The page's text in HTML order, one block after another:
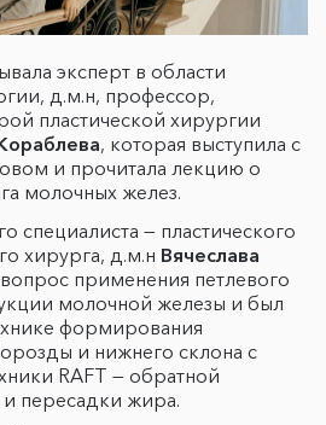
эксперт в области
д.м.н, профессор,
пластической хирургии
, которая выступила с
и прочитала лекцию о
молочных желез.
специалиста — пластического
хирурга, д.м.н Вячеслава
применения петлевого
молочной железы и был
формирования
и нижнего склона с
RAFT — обратной
пересадки жира.